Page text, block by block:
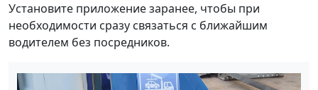
Установите приложение заранее, чтобы при
необходимости сразу связаться с ближайшим
водителем без посредников.